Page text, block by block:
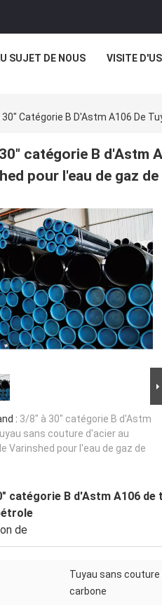
SUJET DE NOUS VISITE
Catégorie B D'Astm A106 De
catégorie B d'Astm
pour l'eau de gaz
: 3/8" à 30" catégorie B d'Astm
sans couture d'acier au
Varinshed pour l'eau de gaz de
catégorie B d'Astm A106
de
Tuyau sans couture
carbone